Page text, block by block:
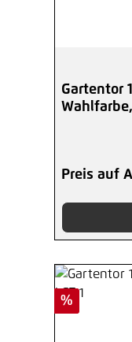
Gartentor
Wahlfarbe,
Preis auf
Rabatt
%